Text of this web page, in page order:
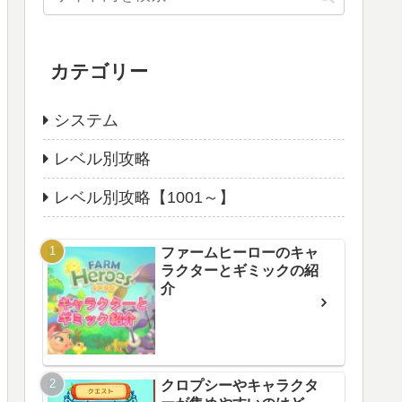
カテゴリー
システム
レベル別攻略
レベル別攻略【1001～】
ファームヒーローのキャ
ラクターとギミックの紹
介
クロプシーやキャラクタ